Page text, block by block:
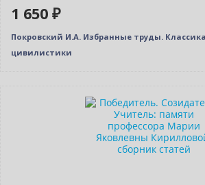
1 650 ₽
Покровский И.А. Избранные труды.
цивилистики